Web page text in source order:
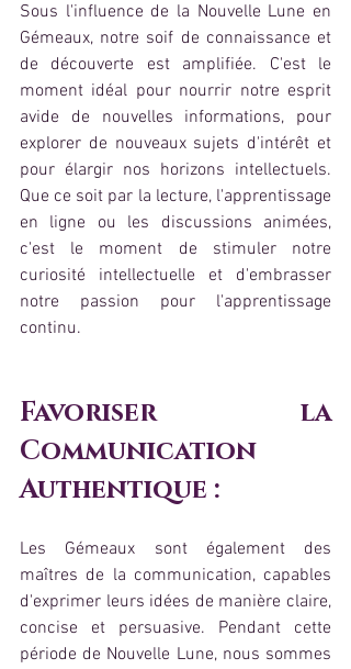
Sous l'influence de la Nouvelle Lune en
Gémeaux, notre soif de connaissance et
de découverte est amplifiée. C'est le
moment idéal pour nourrir notre esprit
avide de nouvelles informations, pour
explorer de nouveaux sujets d'intérêt et
pour élargir nos horizons intellectuels.
Que ce soit par la lecture, l'apprentissage
en ligne ou les discussions animées,
c'est le moment de stimuler notre
curiosité intellectuelle et d'embrasser
notre passion pour l'apprentissage
continu.
Favoriser la
Communication
Authentique :
Les Gémeaux sont également des
maîtres de la communication, capables
d'exprimer leurs idées de manière claire,
concise et persuasive. Pendant cette
période de Nouvelle Lune, nous sommes